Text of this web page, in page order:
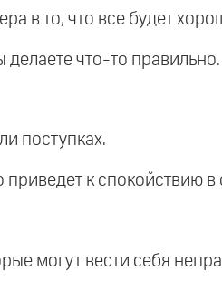
в то, что все будет
делаете что-то правильно.
поступках.
приведет к спокойствию
могут вести себя